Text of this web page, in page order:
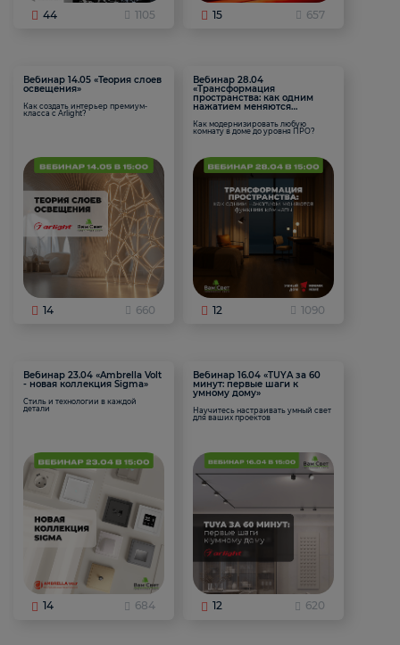
44 1105 15 657
Вебинар 14.05 «Теория слоев
освещения»
Как создать интерьер премиум-
класса с Arlight?
14 660
Вебинар 28.04
«Трансформация
пространства: как одним
нажатием меняются
Как модернизировать любую
комнату в доме до уровня ПРО?
12 1090
Вебинар 23.04 «Ambrella Volt
- новая коллекция Sigma»
Стиль и технологии в каждой
детали
14 684
Вебинар 16.04 «TUYA за 60
минут: первые шаги к
умному дому»
Научитесь настраивать умный свет
для ваших проектов
12 620